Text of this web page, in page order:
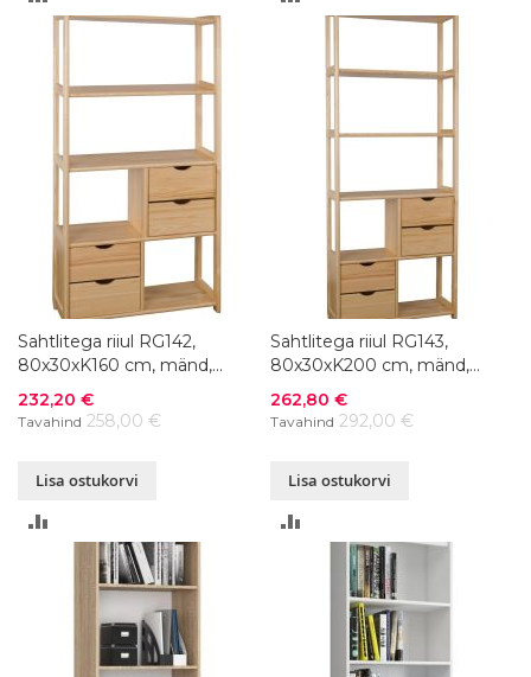
Sahtlitega riiul RG142,
80x30xK160 cm, mänd,
värvivalik
Soodushind
232,20 €
Tavahind 258,00 €
Lisa ostukorvi
VÕRDLUSESSE
Sahtlitega riiul RG143,
80x30xK200 cm, mänd,
värvivalik
Soodushind
262,80 €
Tavahind 292,00 €
Lisa ostukorvi
VÕRDLUSESSE